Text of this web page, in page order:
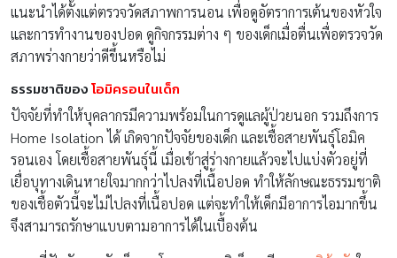
แนะนำได้ตั้งแต่ตรวจวัดสภาพการนอน เพื่อดูอัตราการเต้นของหัวใจ
และการทำงานของปอด ดูกิจกรรมต่าง ๆ ของเด็กเมื่อตื่นเพื่อตรวจวัด
สภาพร่างกายว่าดีขึ้นหรือไม่
ธรรมชาติของโอมิครอนในเด็ก
ปัจจัยที่ทำให้บุคลากรมีความพร้อมในการดูแลผู้ป่วยนอก รวมถึงการ
Home Isolation ได้ เกิดจากปัจจัยของเด็ก และเชื้อสายพันธุ์โอมิค
รอนเอง โดยเชื้อสายพันธุ์นี้ เมื่อเข้าสู่ร่างกายแล้วจะไปแบ่งตัวอยู่ที่
เยื่อบุทางเดินหายใจมากกว่าไปลงที่เนื้อปอด ทำให้ลักษณะธรรมชาติ
ของเชื้อตัวนี้จะไม่ไปลงที่เนื้อปอด แต่จะทำให้เด็กมีอาการไอมากขึ้น
จึงสามารถรักษาแบบตามอาการได้ในเบื้องต้น